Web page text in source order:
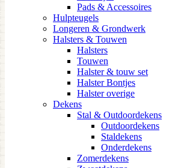
Pads & Accessoires
Hulpteugels
Longeren & Grondwerk
Halsters & Touwen
Halsters
Touwen
Halster & touw set
Halster Bontjes
Halster overige
Dekens
Stal & Outdoordekens
Outdoordekens
Staldekens
Onderdekens
Zomerdekens